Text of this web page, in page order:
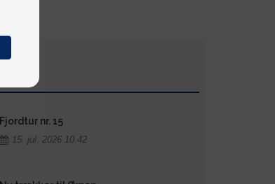
Fjordtur nr. 15
15. jul. 2026 10.42